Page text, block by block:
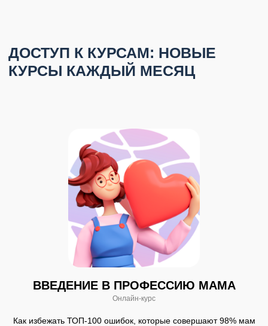
ВВЕДЕНИЕ В ПРОФЕССИЮ МАМА
Онлайн-курс
Как избежать ТОП-100 ошибок, которые совершают 98% мам